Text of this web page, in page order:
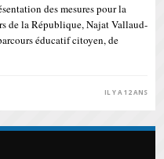
des mesures pour la
de la République, Najat Vallaud-
éducatif citoyen, de
IL Y A 12 ANS